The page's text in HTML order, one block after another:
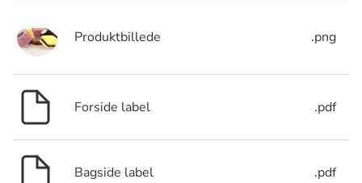
Produktbillede .png
Forside label .pdf
Bagside label .pdf